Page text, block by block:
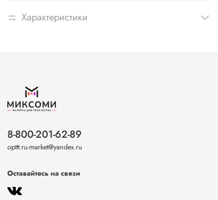
Характеристики
8-800-201-62-89
opttt.ru-market@yandex.ru
Оставайтесь на связи